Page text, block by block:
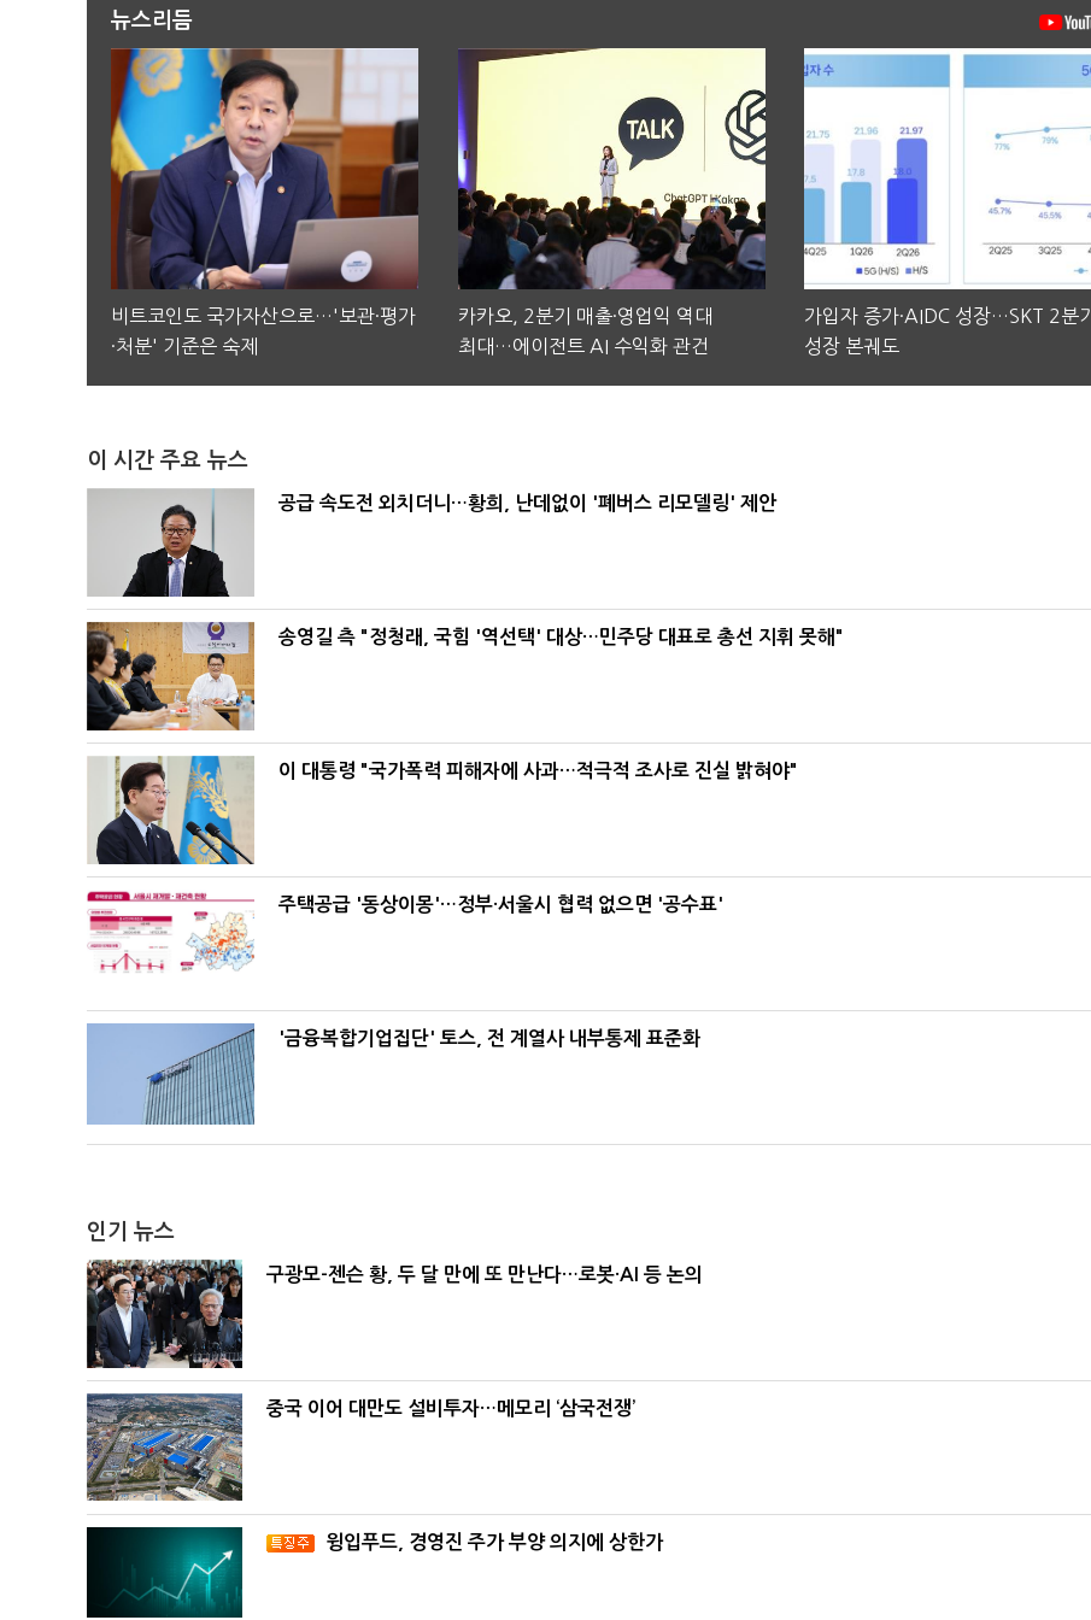
뉴스리듬
비트코인도 국가자산으로…'보관·평가
·처분' 기준은 숙제
카카오, 2분기 매출·영업익 역대
최대…에이전트 AI 수익화 관건
가입자 증가·AIDC 성장…SKT 2분기
성장 본궤도
이 시간 주요 뉴스
공급 속도전 외치더니…황희, 난데없이 '폐버스 리모델링' 제안
송영길 측 "정청래, 국힘 '역선택' 대상…민주당 대표로 총선 지휘 못해"
이 대통령 "국가폭력 피해자에 사과…적극적 조사로 진실 밝혀야"
주택공급 '동상이몽'…정부·서울시 협력 없으면 '공수표'
'금융복합기업집단' 토스, 전 계열사 내부통제 표준화
인기 뉴스
구광모-젠슨 황, 두 달 만에 또 만난다…로봇·AI 등 논의
중국 이어 대만도 설비투자…메모리 ‘삼국전쟁’
윙입푸드, 경영진 주가 부양 의지에 상한가